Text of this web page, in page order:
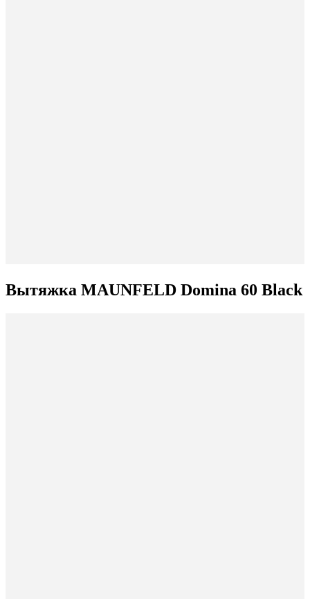
Вытяжка MAUNFELD Domina 60 Black